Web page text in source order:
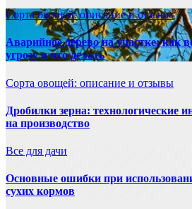
Сорта овощей: описание и отзывы
Аварийное дерево на участке: как
угрозу и что делать
Сорта овощей: описание и отзывы
Дробилки зерна: технологические
на производство
Все для дачи
Основные ошибки при
сухих кормов